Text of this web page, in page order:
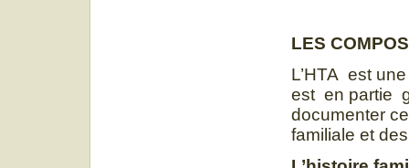
LES
L’HTA est
est en partie
documenter
familiale et